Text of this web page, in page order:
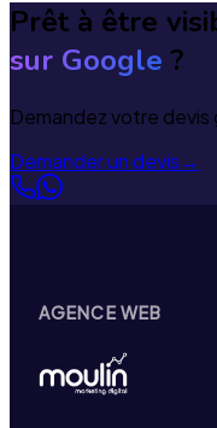
Prêt à être
sur Google ?
Demandez votre devis
Demander un devis→
AGENCE WEB